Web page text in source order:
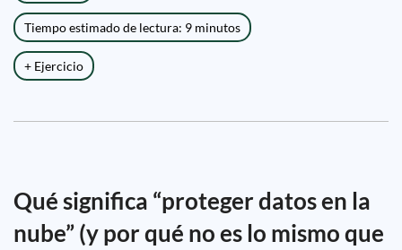
Tiempo estimado de lectura: 9 minutos
+ Ejercicio
Qué significa “proteger datos en la
nube” (y por qué no es lo mismo que